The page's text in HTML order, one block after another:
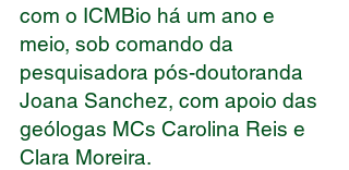
com o ICMBio há um ano e
meio, sob comando da
pesquisadora pós-doutoranda
Joana Sanchez, com apoio das
geólogas MCs Carolina Reis e
Clara Moreira.